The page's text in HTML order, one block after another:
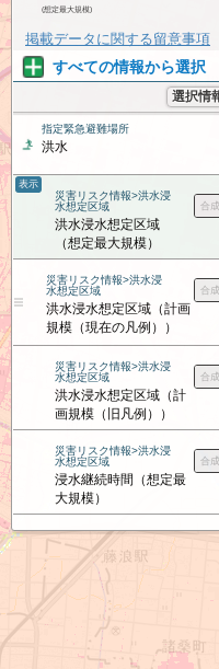
(想定最大規模)
掲載データに関する留意事項
すべての情報から選択
選択情
指定緊急避難場所
洪水
表示
災害リスク情報>洪水浸
水想定区域
洪水浸水想定区域
（想定最大規模）
災害リスク情報>洪水浸
水想定区域
洪水浸水想定区域（計画
規模（現在の凡例））
災害リスク情報>洪水浸
水想定区域
洪水浸水想定区域（計
画規模（旧凡例））
災害リスク情報>洪水浸
水想定区域
浸水継続時間（想定最
大規模）
災害リスク情報>洪水浸
水想定区域
家屋倒壊等氾濫想定区
域（氾濫流）
災害リスク情報>洪水浸
水想定区域
家屋倒壊等氾濫想定区